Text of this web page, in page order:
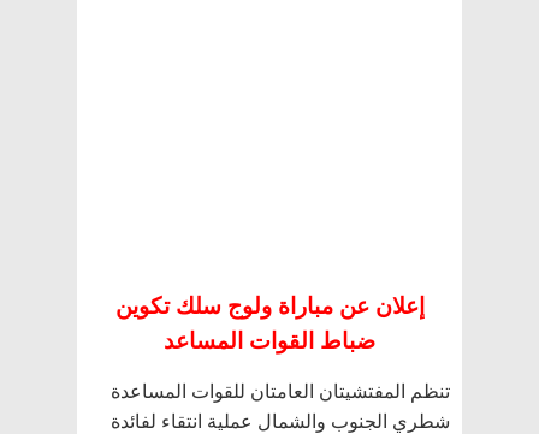
إعلان عن مباراة ولوج سلك تكوين
ضباط القوات المساعد
تنظم المفتشيتان العامتان للقوات المساعدة
شطري الجنوب والشمال عملية انتقاء لفائدة